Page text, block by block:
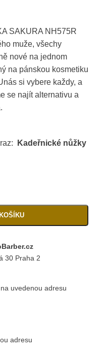
SAKURA NH575R
muže, všechy
nové na jednom
na pánskou kosmetiku
si vybere každy, a
se najít alternativu a
Kadeřnické nůžky
30 Praha 2
uvedenou adresu
adresu